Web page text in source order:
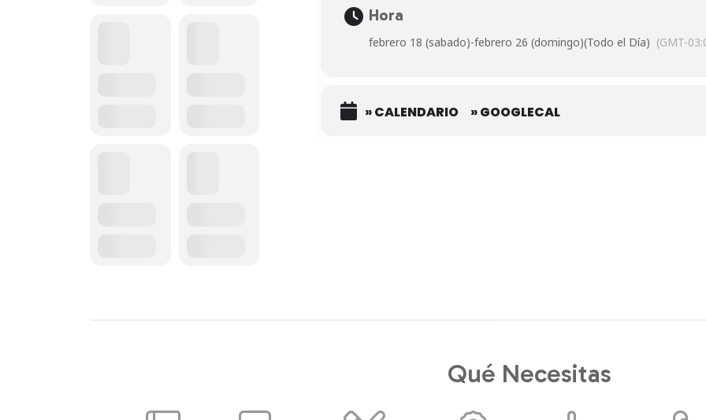
Hora
febrero 18 (sabado)-febrero 26 (domingo)(Todo el Día) (GMT-
» CALENDARIO » GOOGLECAL
Qué Necesitas